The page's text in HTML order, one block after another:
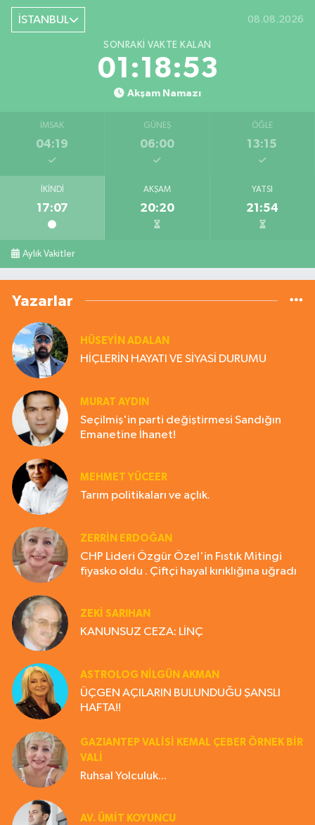
İSTANBUL 08.08.2026
SONRAKI VAKTE KALAN
01:18:53
Akşam Namazı
İMSAK
04:19
GÜNEŞ
06:00
ÖĞLE
13:15
İKINDI
17:07
AKŞAM
20:20
YATSI
21:54
Aylık Vakitler
Yazarlar
HÜSEYIN ADALAN
HİÇLERİN HAYATI VE SİYASİ DURUMU
MURAT AYDIN
Seçilmiş'in parti değiştirmesi Sandığın
Emanetine İhanet!
MEHMET YÜCEER
Tarım politikaları ve açlık.
ZERRIN ERDOĞAN
CHP Lideri Özgür Özel'in Fıstık Mitingi
fiyasko oldu . Çiftçi hayal kırıklığına uğradı
ZEKI SARIHAN
KANUNSUZ CEZA: LİNÇ
ASTROLOG NILGÜN AKMAN
ÜÇGEN AÇILARIN BULUNDUĞU ŞANSLI
HAFTA!!
GAZIANTEP VALISI KEMAL ÇEBER ÖRNEK BİR
VALİ
Ruhsal Yolculuk...
AV. ÜMIT KOYUNCU